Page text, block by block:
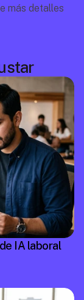
más detalles
IA laboral